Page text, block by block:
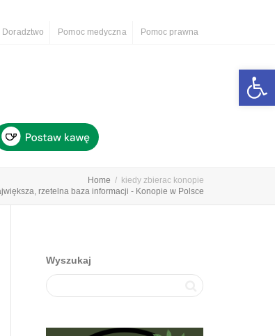
Doradztwo Pomoc medyczna Pomoc prawna
Home
kiedy zbierac konopie
rzetelna baza informacji - Konopie w Polsce
Wyszukaj